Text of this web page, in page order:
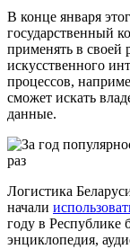
В конце января
государственный
применять в
искусственного
процессов,
сможет искать
данные.
Логистика
начали
году в Республике
энциклопедия,